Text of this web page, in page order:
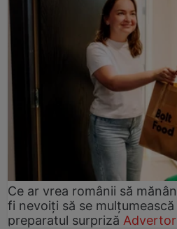
Ce ar vrea românii să
fi nevoiți să se
preparatul surpriză